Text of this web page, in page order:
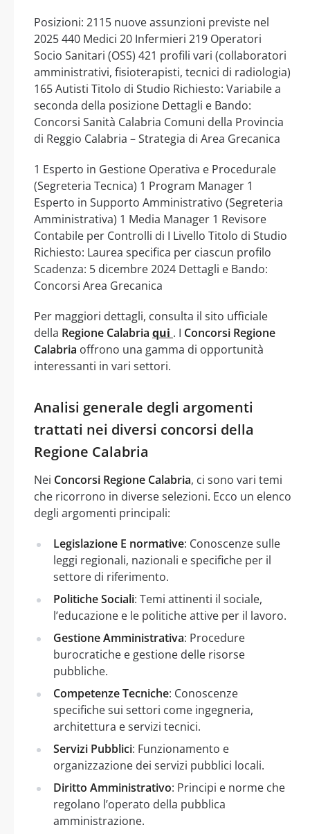
Posizioni: 2115 nuove assunzioni previste nel
2025 440 Medici 20 Infermieri 219 Operatori
Socio Sanitari (OSS) 421 profili vari (collaboratori
amministrativi, fisioterapisti, tecnici di radiologia)
165 Autisti Titolo di Studio Richiesto: Variabile a
seconda della posizione Dettagli e Bando:
Concorsi Sanità Calabria Comuni della Provincia
di Reggio Calabria – Strategia di Area Grecanica
1 Esperto in Gestione Operativa e Procedurale
(Segreteria Tecnica) 1 Program Manager 1
Esperto in Supporto Amministrativo (Segreteria
Amministrativa) 1 Media Manager 1 Revisore
Contabile per Controlli di I Livello Titolo di Studio
Richiesto: Laurea specifica per ciascun profilo
Scadenza: 5 dicembre 2024 Dettagli e Bando:
Concorsi Area Grecanica
Per maggiori dettagli, consulta il sito ufficiale
della Regione Calabria qui . I Concorsi Regione
Calabria offrono una gamma di opportunità
interessanti in vari settori.
Analisi generale degli argomenti
trattati nei diversi concorsi della
Regione Calabria
Nei Concorsi Regione Calabria, ci sono vari temi
che ricorrono in diverse selezioni. Ecco un elenco
degli argomenti principali:
Legislazione E normative: Conoscenze sulle
leggi regionali, nazionali e specifiche per il
settore di riferimento.
Politiche Sociali: Temi attinenti il sociale,
l’educazione e le politiche attive per il lavoro.
Gestione Amministrativa: Procedure
burocratiche e gestione delle risorse
pubbliche.
Competenze Tecniche: Conoscenze
specifiche sui settori come ingegneria,
architettura e servizi tecnici.
Servizi Pubblici: Funzionamento e
organizzazione dei servizi pubblici locali.
Diritto Amministrativo: Principi e norme che
regolano l’operato della pubblica
amministrazione.